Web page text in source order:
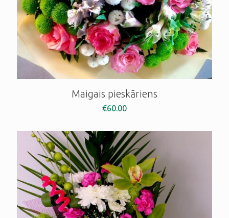
Maigais pieskāriens
€60.00